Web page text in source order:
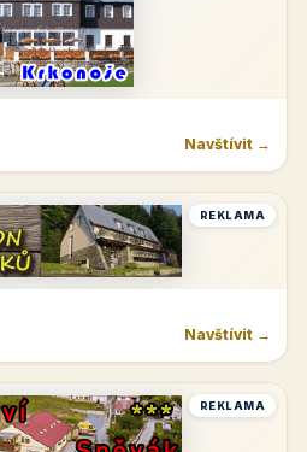
Navštívit →
REKLAMA
Navštívit →
REKLAMA